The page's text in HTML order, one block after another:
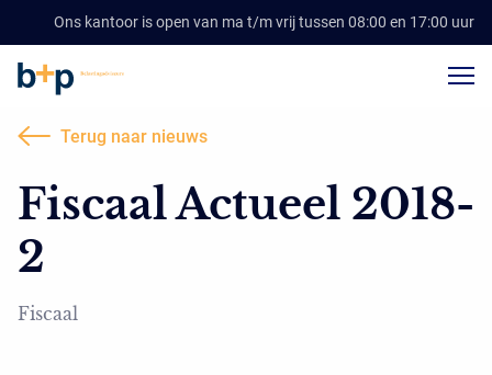
Ons kantoor is open van ma t/m vrij tussen 08:00 en 17:00 uur
Terug naar nieuws
Fiscaal Actueel 2018-
2
Fiscaal